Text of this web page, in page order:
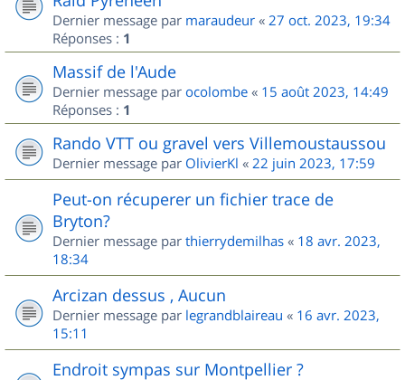
Dernier message par maraudeur « 27 oct. 2023, 19:34
Réponses : 1
Massif de l'Aude
Dernier message par ocolombe « 15 août 2023, 14:49
Réponses : 1
Rando VTT ou gravel vers Villemoustaussou
Dernier message par OlivierKl « 22 juin 2023, 17:59
Peut-on récuperer un fichier trace de
Bryton?
Dernier message par thierrydemilhas « 18 avr. 2023,
18:34
Arcizan dessus , Aucun
Dernier message par legrandblaireau « 16 avr. 2023,
15:11
Endroit sympas sur Montpellier ?